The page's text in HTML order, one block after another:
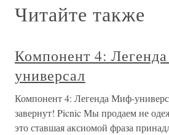
Читайте также
Компонент 4:
универсал
Компонент 4: Легенда Миф-
завернут! Picnic Мы продаем не
это ставшая аксиомой фраза